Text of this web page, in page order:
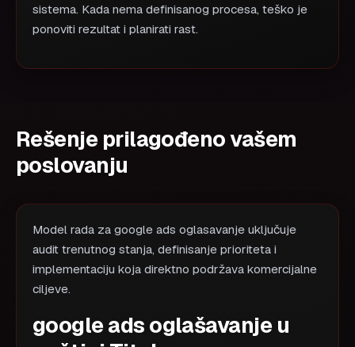
sistema. Kada nema definisanog procesa, teško je
ponoviti rezultat i planirati rast.
Rešenje prilagođeno vašem
poslovanju
Model rada za google ads oglasavanje uključuje
audit trenutnog stanja, definisanje prioriteta i
implementaciju koja direktno podržava komercijalne
ciljeve.
google ads oglašavanje u